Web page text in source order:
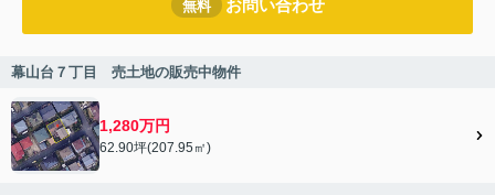
無料 お問い合わせ
幕山台７丁目 売土地の販売中物件
1,280万円
62.90坪(207.95㎡)